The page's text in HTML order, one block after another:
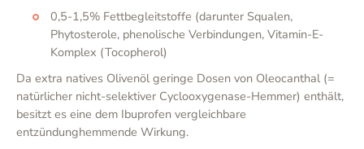
0,5-1,5% Fettbegleitstoffe (darunter Squalen,
Phytosterole, phenolische Verbindungen, Vitamin-E-
Komplex (Tocopherol)
Da extra natives Olivenöl geringe Dosen von Oleocanthal (=
natürlicher nicht-selektiver Cyclooxygenase-Hemmer) enthält,
besitzt es eine dem Ibuprofen vergleichbare
entzündunghemmende Wirkung.